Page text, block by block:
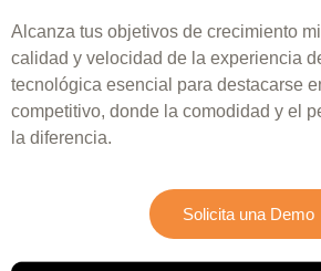
Alcanza tus objetivos de crecimiento
calidad y velocidad de la experiencia
tecnológica esencial para destacarse
competitivo, donde la comodidad y el
la diferencia.
Solicita una Demo